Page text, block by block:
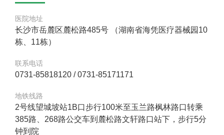
医院地址
长沙市岳麓区麓松路485号 （湖南省海凭医疗器械园10
栋、11栋）
联系电话
0731-85818120 / 0731-85171171
地铁线路
2号线望城坡站1B口步行100米至玉兰路枫林路口转乘
385路、268路公交车到麓松路文轩路口站下，步行5分
钟到院